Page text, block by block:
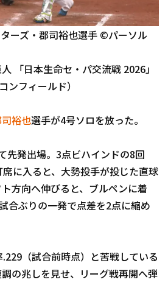
ファイターズ
ーンズ
バファローズ
ーズ・郡司裕也選手 ©パーソル
「日本生命セ・パ交流戦 2026」
ンフィールド）
裕也選手が4号ソロを放った。
先発出場。3点ビハインドの8回
に入ると、大勢投手が投じた直球
方向へ伸びると、ブルペンに着
合ぶりの一発で点差を2点に縮め
（試合前時点）と苦戦している
の兆しを見せ、リーグ戦再開へ弾